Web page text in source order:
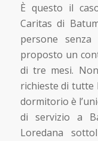
È questo il
Caritas di
persone
proposto un
di tre mesi.
richieste di tutte
dormitorio è
di servizio a
Loredana